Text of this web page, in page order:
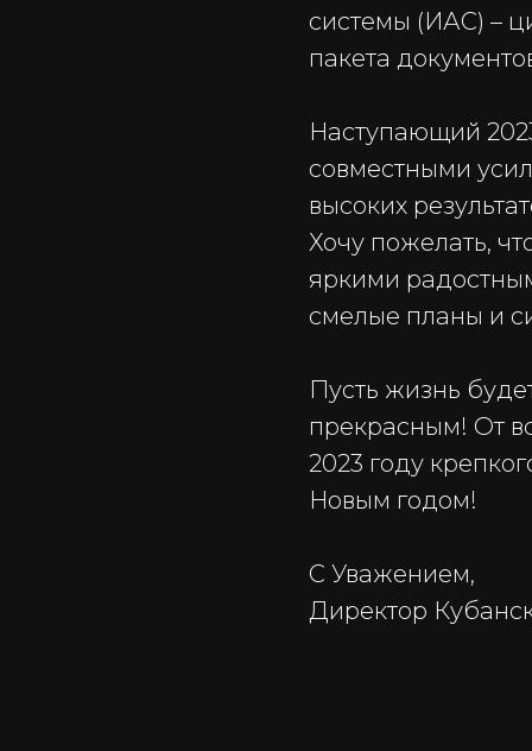
системы (ИАС) –
пакета
Наступающий
совместными
высоких
Хочу пожелать,
яркими
смелые планы и
Пусть жизнь
прекрасным! От
2023 году
Новым годом!
С Уважением,
Директор